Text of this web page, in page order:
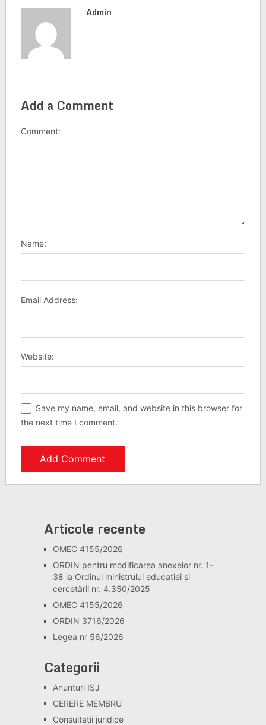
Admin
Add a Comment
Comment:
Name:
Email Address:
Website:
Save my name, email, and website in this browser for
the next time I comment.
Articole recente
OMEC 4155/2026
ORDIN pentru modificarea anexelor nr. 1-
38 la Ordinul ministrului educației și
cercetării nr. 4.350/2025
OMEC 4155/2026
ORDIN 3716/2026
Legea nr 56/2026
Categorii
Anunturi ISJ
CERERE MEMBRU
Consultaţii juridice